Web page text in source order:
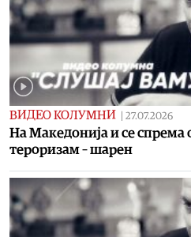
ВИДЕО КОЛУМНИ | 27.07.2026
На Македонија и се спрема
тероризам – шарен